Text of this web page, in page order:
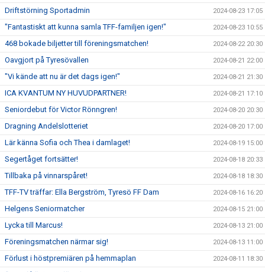
Driftstörning Sportadmin 2024-08-23 17:05
"Fantastiskt att kunna samla TFF-familjen igen!" 2024-08-23 10:55
468 bokade biljetter till föreningsmatchen! 2024-08-22 20:30
Oavgjort på Tyresövallen 2024-08-21 22:00
"Vi kände att nu är det dags igen!" 2024-08-21 21:30
ICA KVANTUM NY HUVUDPARTNER! 2024-08-21 17:10
Seniordebut för Victor Rönngren! 2024-08-20 20:30
Dragning Andelslotteriet 2024-08-20 17:00
Lär känna Sofia och Thea i damlaget! 2024-08-19 15:00
Segertåget fortsätter! 2024-08-18 20:33
Tillbaka på vinnarspåret! 2024-08-18 18:30
TFF-TV träffar: Ella Bergström, Tyresö FF Dam 2024-08-16 16:20
Helgens Seniormatcher 2024-08-15 21:00
Lycka till Marcus! 2024-08-13 21:00
Föreningsmatchen närmar sig! 2024-08-13 11:00
Förlust i höstpremiären på hemmaplan 2024-08-11 18:30